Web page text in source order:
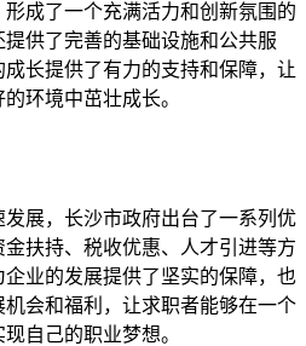
成了一个充满活力和创新氛围的
供了完善的基础设施和公共服
长提供了有力的支持和保障，让
环境中茁壮成长。
展，长沙市政府出台了一系列优
扶持、税收优惠、人才引进等方
业的发展提供了坚实的保障，也
会和福利，让求职者能够在一个
自己的职业梦想。